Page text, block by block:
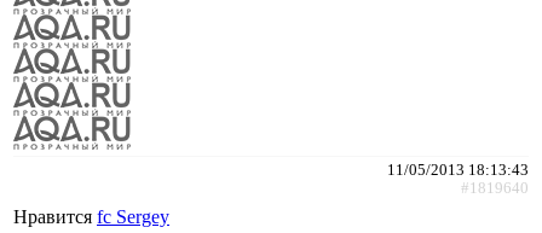
11/05/2013 18:13:43
#1819640
Нравится fc Sergey